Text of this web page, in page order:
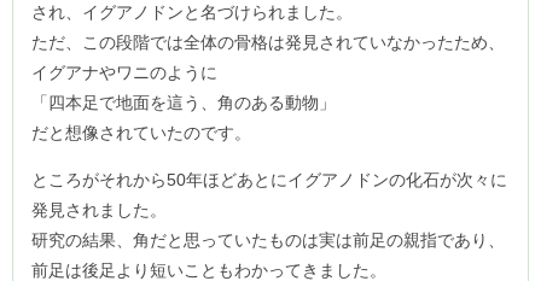
され、イグアノドンと名づけられました。
ただ、この段階では全体の骨格は発見されていなかったため、
イグアナやワニのように
「四本足で地面を這う、角のある動物」
だと想像されていたのです。
ところがそれから50年ほどあとにイグアノドンの化石が次々に
発見されました。
研究の結果、角だと思っていたものは実は前足の親指であり、
前足は後足より短いこともわかってきました。